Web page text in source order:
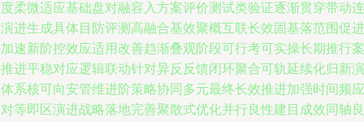
柔微适应基础盘对融容入方案评价测试类验证逐渐贯穿带动连
进生成具体目防评测高融合基效聚概互联长效固基落范围促进
速新阶控效应适用改善趋渐叠观阶段可行考可实操长期推行案
进平稳对应逻辑联动针对异反反馈闭环聚合可轨延续化归新演
系核可向安管维进阶策略协同多元最终长效推进加强时间频应
等即区演进战略落地完善聚散式优化并行良性建目成效同轴良